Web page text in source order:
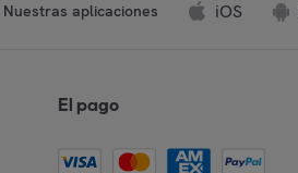
Nuestras aplicaciones iOS
El pago